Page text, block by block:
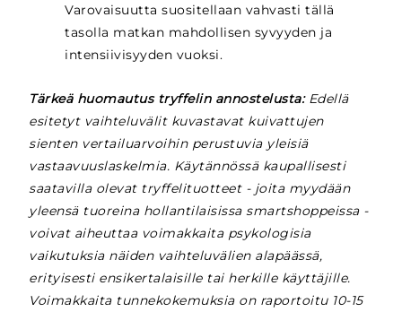
Varovaisuutta suositellaan vahvasti tällä
tasolla matkan mahdollisen syvyyden ja
intensiivisyyden vuoksi.
Tärkeä huomautus tryffelin annostelusta:Edellä
esitetyt vaihteluvälit kuvastavat kuivattujen
sienten vertailuarvoihin perustuvia yleisiä
vastaavuuslaskelmia. Käytännössä kaupallisesti
saatavilla olevat tryffelituotteet - joita myydään
yleensä tuoreina hollantilaisissa smartshoppeissa -
voivat aiheuttaa voimakkaita psykologisia
vaikutuksia näiden vaihteluvälien alapäässä,
erityisesti ensikertalaisille tai herkille käyttäjille.
Voimakkaita tunnekokemuksia on raportoitu 10-15